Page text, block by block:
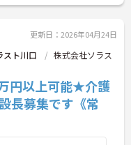
更新日：2026年04月24日
スト川口
株式会社ソラス
円以上可能★介護
長募集です《常